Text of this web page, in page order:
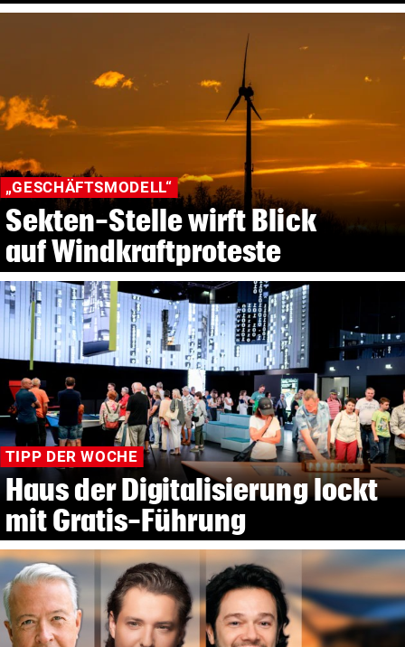
„GESCHÄFTSMODELL“
Sekten-Stelle wirft Blick
auf Windkraftproteste
TIPP DER WOCHE
Haus der Digitalisierung lockt
mit Gratis-Führung